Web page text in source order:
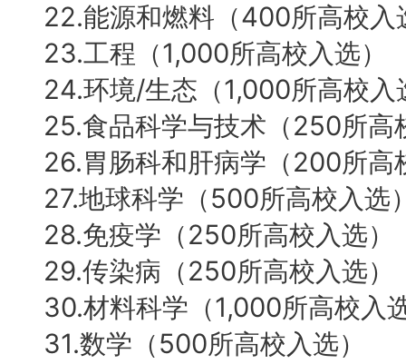
22.能源和燃料（400所高校入
23.工程（1,000所高校入选）
24.环境/生态（1,000所高校入
25.食品科学与技术（250所高
26.胃肠科和肝病学（200所高
27.地球科学（500所高校入选
28.免疫学（250所高校入选）
29.传染病（250所高校入选）
30.材料科学（1,000所高校入
31.数学（500所高校入选）